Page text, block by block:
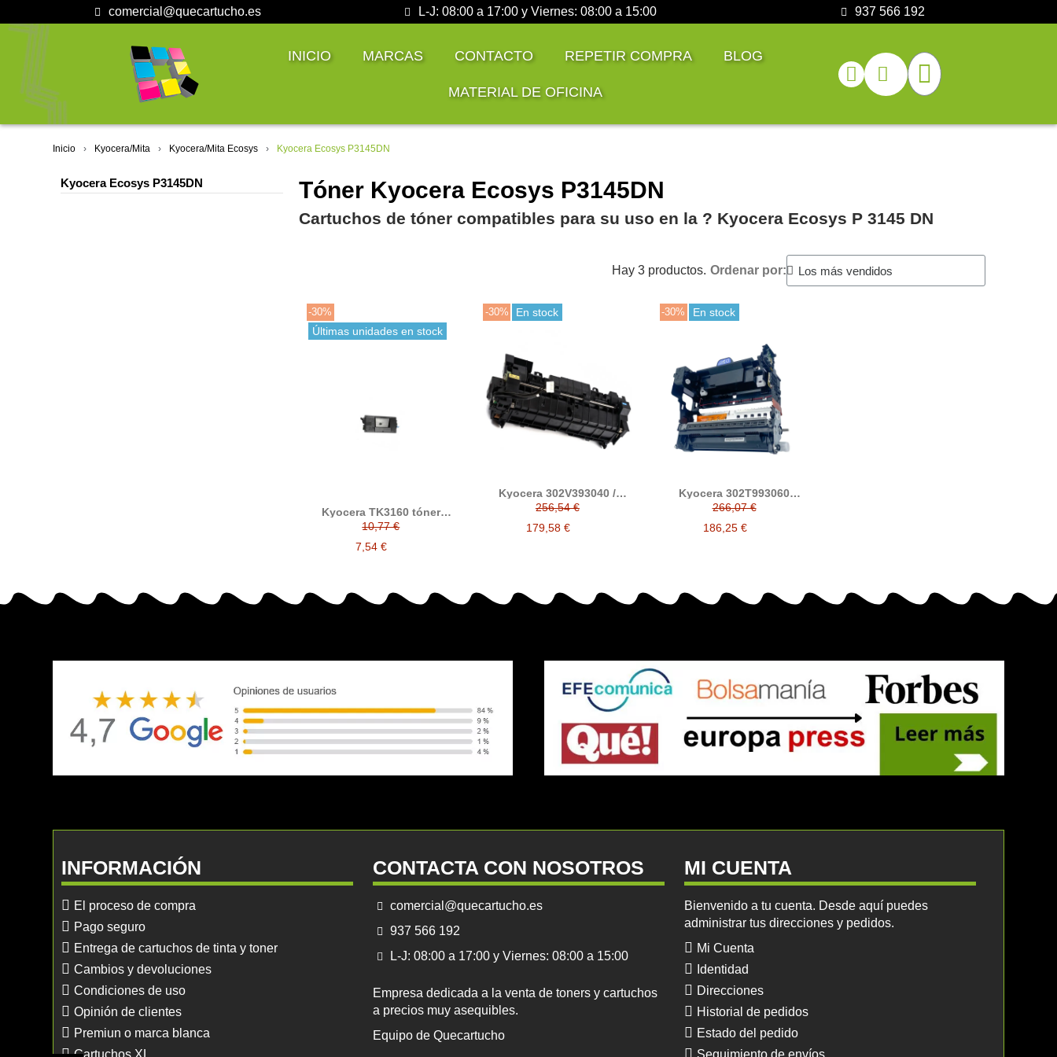
comercial@quecartucho.es L-J: 08:00 a 17:00 y Viernes: 08:00 a 15:00 937 566 192
INICIO MARCAS CONTACTO REPETIR COMPRA BLOG
MATERIAL DE OFICINA
Inicio Kyocera/Mita Kyocera/Mita Ecosys Kyocera Ecosys P3145DN
Kyocera Ecosys P3145DN Tóner Kyocera Ecosys P3145DN
Cartuchos de tóner compatibles para su uso en la ?️ Kyocera Ecosys P 3145 DN
Hay 3 productos. Ordenar por:
-30%
Últimas unidades en stock
Kyocera TK3160 tóner
compatible (1T02T90NL0)
10,77 €
7,54 €
-30% En stock
Kyocera 302V393040 /
302LV93116 fusor
compatible (FK3200,
FK3300, FK3130E)
256,54 €
179,58 €
-30% En stock
Kyocera 302T993060
tambor compatible DK3170
266,07 €
186,25 €
INFORMACIÓN
El proceso de compra
Pago seguro
Entrega de cartuchos de tinta y toner
Cambios y devoluciones
Condiciones de uso
Opinión de clientes
Premiun o marca blanca
Cartuchos XL
CONTACTA CON NOSOTROS
comercial@quecartucho.es
937 566 192
L-J: 08:00 a 17:00 y Viernes: 08:00 a 15:00
Empresa dedicada a la venta de toners y cartuchos
a precios muy asequibles.
Equipo de Quecartucho
MI CUENTA
Bienvenido a tu cuenta. Desde aquí puedes
administrar tus direcciones y pedidos.
Mi Cuenta
Identidad
Direcciones
Historial de pedidos
Estado del pedido
Seguimiento de envíos